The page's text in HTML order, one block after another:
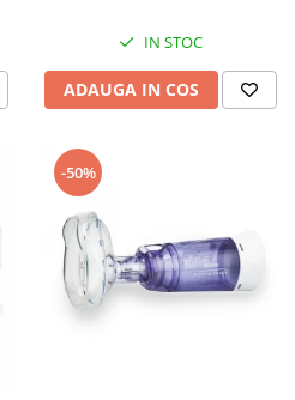
IN STOC
ADAUGA IN COS
-50%